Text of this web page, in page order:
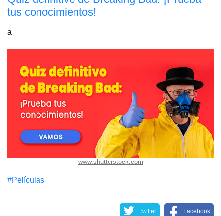
tus conocimientos!
a
www.shutterstock.com
#Películas
Twitter Facebook